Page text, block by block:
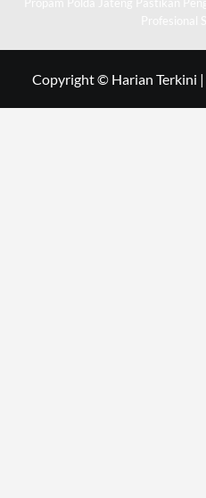
Copyright © Harian Terkini |